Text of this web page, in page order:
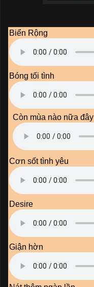
Biển Rộng
Bóng tối tình
Còn mùa nào nữa đây
Cơn sốt tình yêu
Desire
Giận hờn